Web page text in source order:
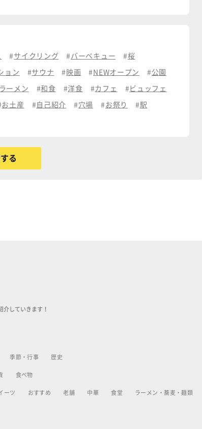
サイクリング バーベキュー 桜
ョン サウナ 映画 NEWオープン 公園
ラーメン 和食 洋食 カフェ ビュッフェ
お土産 自己紹介 穴場 お祭り 駅
介していきます！
季節・行事 歴史
食べ物
ーツ おすすめ 老舗 中華 食堂 ラーメン・蕎麦・麺類